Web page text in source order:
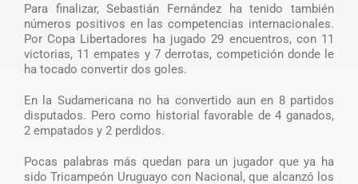
Para finalizar, Sebastián Fernández ha tenido también
números positivos en las competencias internacionales.
Por Copa Libertadores ha jugado 29 encuentros, con 11
victorias, 11 empates y 7 derrotas, competición donde le
ha tocado convertir dos goles.
En la Sudamericana no ha convertido aun en 8 partidos
disputados. Pero como historial favorable de 4 ganados,
2 empatados y 2 perdidos.
Pocas palabras más quedan para un jugador que ya ha
sido Tricampeón Uruguayo con Nacional, que alcanzó los